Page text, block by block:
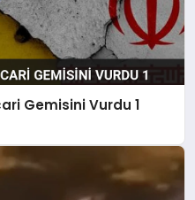
Gemisini Vurdu 1